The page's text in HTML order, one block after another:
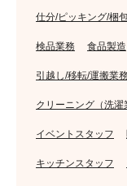
仕分/ピッキング/梱
検品業務 食品製造
引越し/移転/運搬業務
クリーニング（洗濯
イベントスタッフ
キッチンスタッフ